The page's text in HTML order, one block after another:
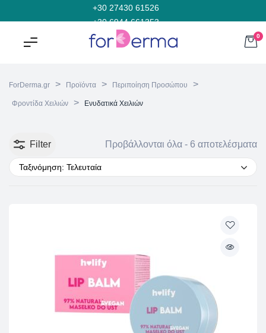
+30 27430 61526
+30 6944 661353
0
ForDerma.gr > Προϊόντα > Περιποίηση Προσώπου >
Φροντίδα Χειλιών > Ενυδατικά Χειλιών
Filter Προβάλλονται όλα - 6 αποτελέσματα
Ταξινόμηση: Τελευταία